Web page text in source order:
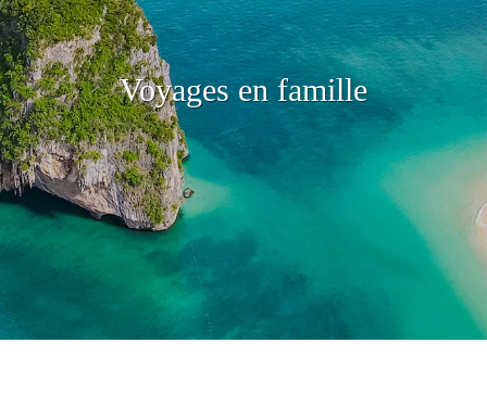
Voyages en famille